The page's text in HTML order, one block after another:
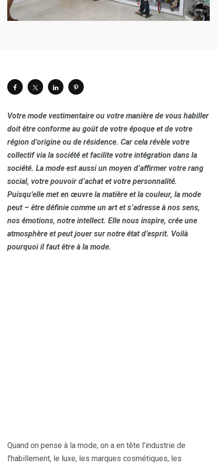
Votre mode vestimentaire ou votre manière de vous habiller
doit être conforme au goût de votre époque et de votre
région d’origine ou de résidence. Car cela révèle votre
collectif via la société et facilite votre intégration dans la
société. La mode est aussi un moyen d’affirmer votre rang
social, votre pouvoir d’achat et votre personnalité.
Puisqu’elle met en œuvre la matière et la couleur, la mode
peut – être définie comme un art et s’adresse à nos sens,
nos émotions, notre intellect. Elle nous inspire, crée une
atmosphère et peut jouer sur notre état d’esprit. Voilà
pourquoi il faut être à la mode.
Quand on pense à la mode, on a en tête l’industrie de
l’habillement, le luxe, les marques cosmétiques, les